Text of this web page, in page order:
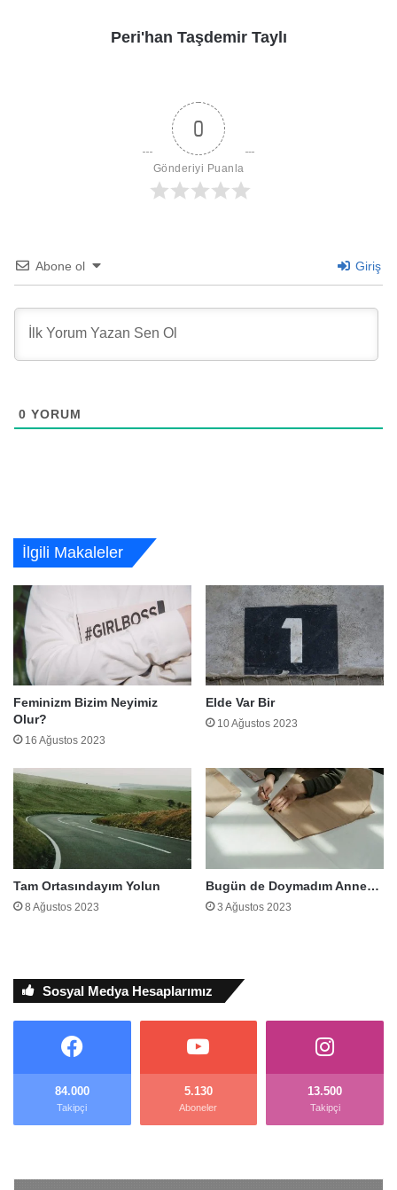
Peri'han Taşdemir Taylı
0
Gönderiyi Puanla
Abone ol Giriş
0 YORUM
İlgili Makaleler
Feminizm Bizim Neyimiz
Olur?
16 Ağustos 2023
Elde Var Bir
10 Ağustos 2023
Tam Ortasındayım Yolun
8 Ağustos 2023
Bugün de Doymadım Anne…
3 Ağustos 2023
Sosyal Medya Hesaplarımız
84.000
Takipçi
5.130
Aboneler
13.500
Takipçi